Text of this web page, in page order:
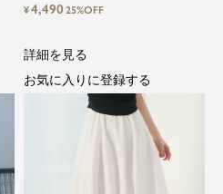
¥4,49025%OFF
詳細を見る
お気に入りに登録する